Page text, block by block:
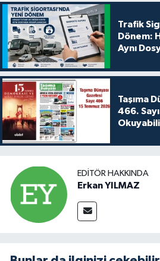
Trafik
Dönem:
Aynı
Taşıma
466.
EDITÖR HAKKINDA
Erkan YILMAZ